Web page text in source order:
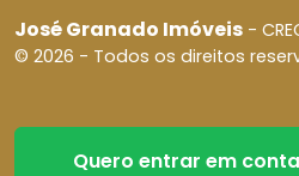
José Granado Imóveis -
© 2026 - Todos os direitos
Quero entrar em